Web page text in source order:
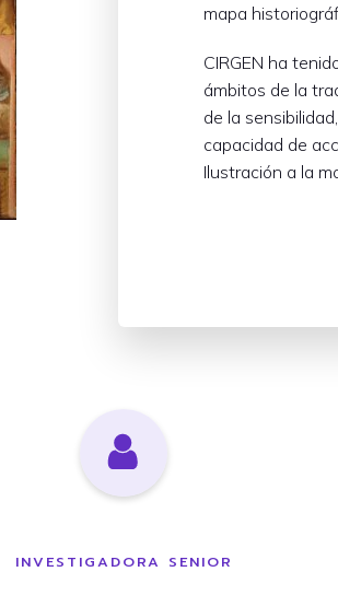
mapa
CIRGEN ha
ámbitos de la
de la
capacidad de
Ilustración a la
INVESTIGADORA SENIOR